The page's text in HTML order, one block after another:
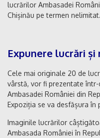
lucrărilor Ambasadei
Chișinău pe termen nelimitat.
Expunere lucrări
Cele mai originale 20 de
vârstă, vor fi prezentate
Ambasadei României din
Expoziția se va desfășura în
Imaginile lucrărilor
Ambasada României în